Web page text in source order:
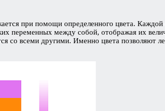
при помощи определенного цвета. Каждой
переменных между собой, отображая их
со всеми другими. Именно цвета позволяют